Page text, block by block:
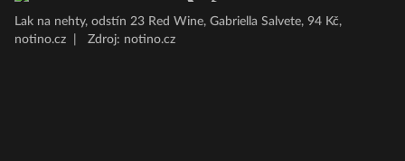
Lak na nehty, odstín 23 Red Wine, Gabriella Salvete, 94 Kč,
notino.cz
Zdroj: notino.cz